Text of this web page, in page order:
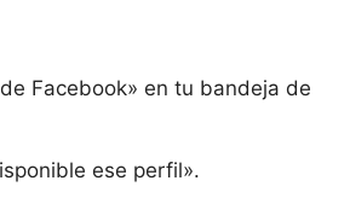
Facebook» en tu bandeja de
ese perfil».